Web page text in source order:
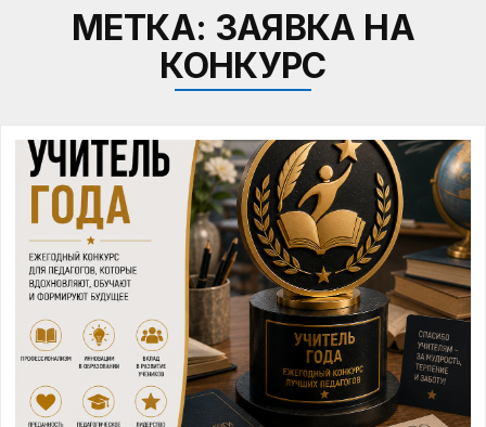
МЕТКА: ЗАЯВКА НА
КОНКУРС